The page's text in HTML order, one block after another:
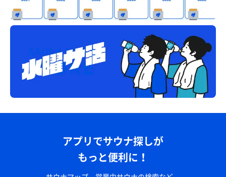
アプリでサウナ探しが
もっと便利に！